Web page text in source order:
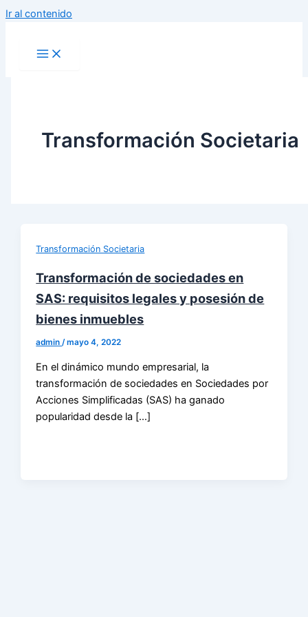
Ir al contenido
Transformación Societaria
Transformación Societaria
Transformación de sociedades en
SAS: requisitos legales y posesión de
bienes inmuebles
admin/mayo 4, 2022
En el dinámico mundo empresarial, la
transformación de sociedades en Sociedades por
Acciones Simplificadas (SAS) ha ganado
popularidad desde la […]